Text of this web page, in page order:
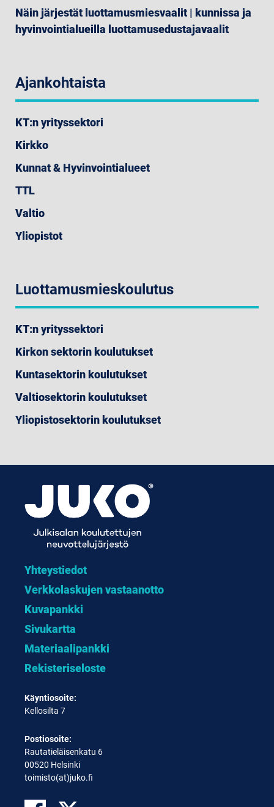
Näin järjestät luottamusmiesvaalit | kunnissa ja
hyvinvointialueilla luottamusedustajavaalit
Ajankohtaista
KT:n yrityssektori
Kirkko
Kunnat & Hyvinvointialueet
TTL
Valtio
Yliopistot
Luottamusmieskoulutus
KT:n yrityssektori
Kirkon sektorin koulutukset
Kuntasektorin koulutukset
Valtiosektorin koulutukset
Yliopistosektorin koulutukset
Yhteystiedot
Verkkolaskujen vastaanotto
Kuvapankki
Sivukartta
Materiaalipankki
Rekisteriseloste
Käyntiosoite:
Kellosilta 7
Postiosoite:
Rautatieläisenkatu 6
00520 Helsinki
toimisto(at)juko.fi